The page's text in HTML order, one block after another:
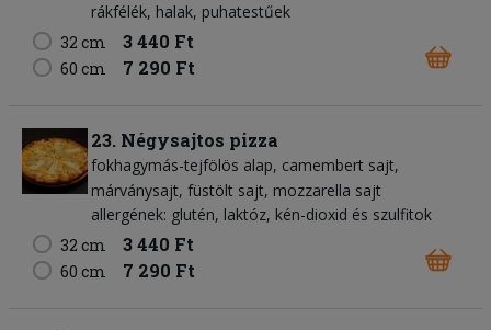
rákfélék, halak, puhatestűek
32 cm
3 440 Ft
60 cm 7 290 Ft
23. Négysajtos pizza
fokhagymás-tejfölös alap camembert sajt
márványsajt füstölt sajt mozzarella sajt
allergének: glutén, laktóz, kén-dioxid és szulfitok
32 cm
3 440 Ft
60 cm 7 290 Ft